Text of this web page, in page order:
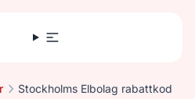
Stockholms Elbolag rabattkod